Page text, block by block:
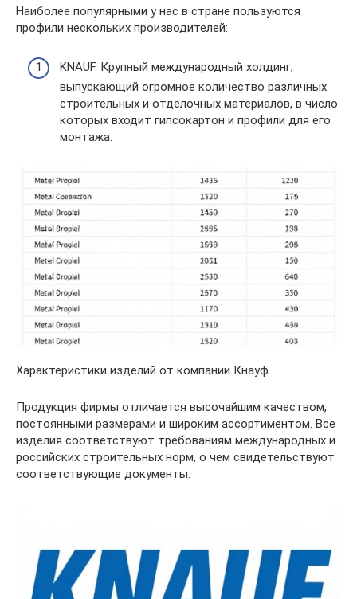
Наиболее популярными у нас в стране пользуются
профили нескольких производителей:
KNAUF. Крупный международный холдинг,
выпускающий огромное количество различных
строительных и отделочных материалов, в число
которых входит гипсокартон и профили для его
монтажа.
Характеристики изделий от компании Кнауф
Продукция фирмы отличается высочайшим качеством,
постоянными размерами и широким ассортиментом. Все
изделия соответствуют требованиям международных и
российских строительных норм, о чем свидетельствуют
соответствующие документы.